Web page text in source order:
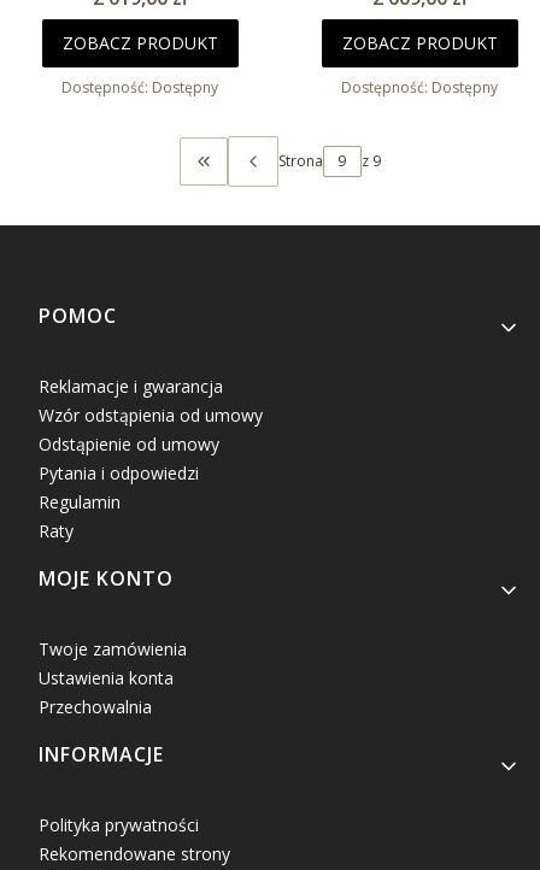
ZOBACZ PRODUKT
Dostępność: Dostępny
ZOBACZ PRODUKT
Dostępność: Dostępny
WRÓĆ DO PIERWSZEJ STRONY Z
Strona z 9
Linki w stopce
POMOC
Reklamacje i gwarancja
Wzór odstąpienia od umowy
Odstąpienie od umowy
Pytania i odpowiedzi
Regulamin
Raty
MOJE KONTO
Twoje zamówienia
Ustawienia konta
Przechowalnia
INFORMACJE
Polityka prywatności
Rekomendowane strony